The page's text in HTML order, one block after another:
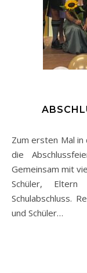
Zum ersten Mal in der Königsdorfer Schulgeschichte wurde
die
Gemeinsam mit
Schüler,
Schulabschluss.
und Schüler…